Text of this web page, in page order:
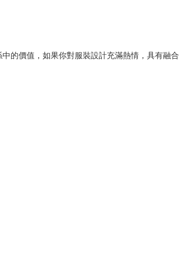
的價值，如果你對服裝設計充滿熱情，具有融合